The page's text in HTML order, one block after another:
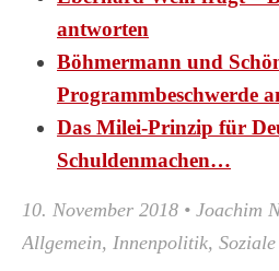
antworten
Böhmermann und
Programmbeschwerde
Das Milei-Prinzip für
Schuldenmachen…
10. November 2018 • Joachim
Allgemein, Innenpolitik,